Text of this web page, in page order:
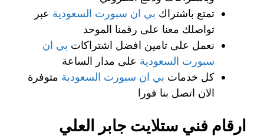
تمتع باشتراك بي ان سبورت السعودية عبر
تواصلك معنا على رقمنا الموحد
نعمل على تامين افضل اشتراكات بي ان
سبورت السعودية على مدار الساعة
كل خدمات بي ان سبورت السعودية متوفرة
الان اتصل بنا فورا
ارقام فني ستلايت جابر العلي